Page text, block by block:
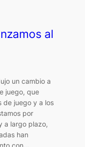
al
un cambio a
juego, que
de juego y a los
por
a largo plazo,
han